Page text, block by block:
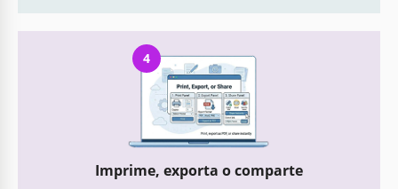
4
Imprime, exporta o comparte